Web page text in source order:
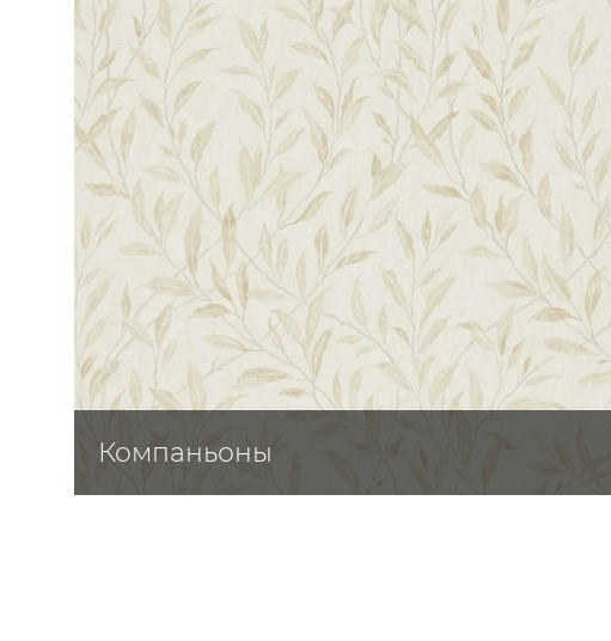
Компаньоны